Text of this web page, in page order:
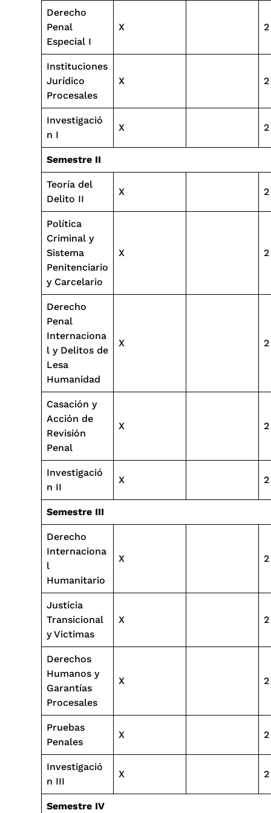
Derecho
Penal
Especial I
X 2
Instituciones
Jurídico
Procesales
X 2
Investigació
n I
X 2
Semestre II
Teoría del
Delito II
X 2
Política
Criminal y
Sistema
Penitenciario
y Carcelario
X 2
Derecho
Penal
Internaciona
l y Delitos de
Lesa
Humanidad
X 2
Casación y
Acción de
Revisión
Penal
X 2
Investigació
n II
X 2
Semestre III
Derecho
Internaciona
l
Humanitario
X 2
Justicia
Transicional
y Victimas
X 2
Derechos
Humanos y
Garantías
Procesales
X 2
Pruebas
Penales
X 2
Investigació
n III
X 2
Semestre IV